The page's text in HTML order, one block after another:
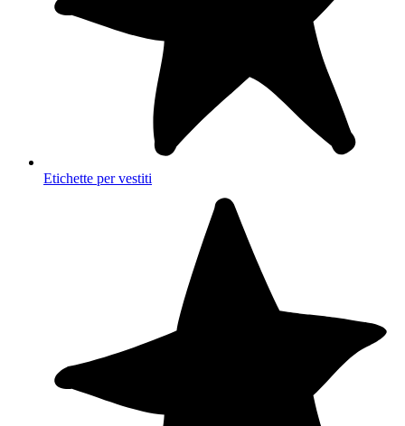
Etichette per vestiti